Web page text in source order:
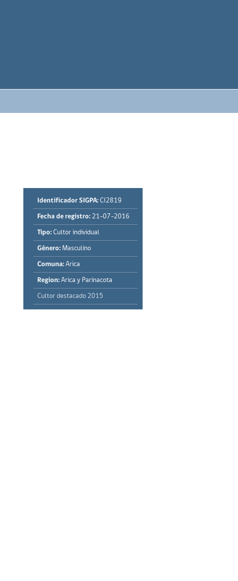
Identificador SIGPA: CI2819
Fecha de registro: 21-07-2016
Tipo: Cultor individual
Género: Masculino
Comuna: Arica
Region: Arica y Parinacota
Cultor destacado 2015